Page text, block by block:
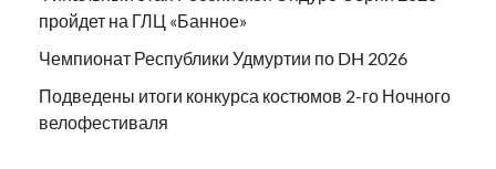
пройдет на ГЛЦ «Банное»
Чемпионат Республики Удмуртии по DH 2026
Подведены итоги конкурса костюмов 2-го Ночного
велофестиваля